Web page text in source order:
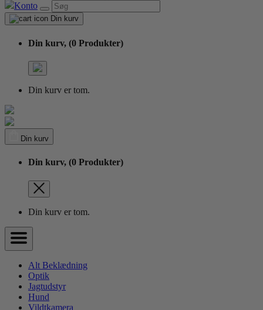
Konto
Din kurv
Din kurv, (0 Produkter)
Din kurv er tom.
Din kurv
Din kurv, (0 Produkter)
Din kurv er tom.
Alt Beklædning
Optik
Jagtudstyr
Hund
Vildtkamera